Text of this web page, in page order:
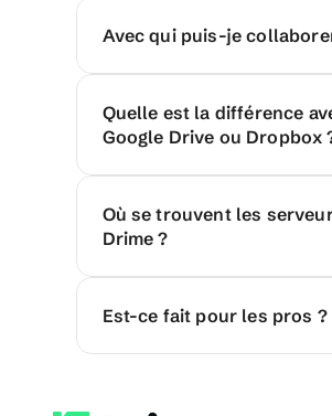
Avec qui puis-je
Quelle est la différence
Google Drive ou Dropbox
Où se trouvent les
Drime ?
Est-ce fait pour les pros ?